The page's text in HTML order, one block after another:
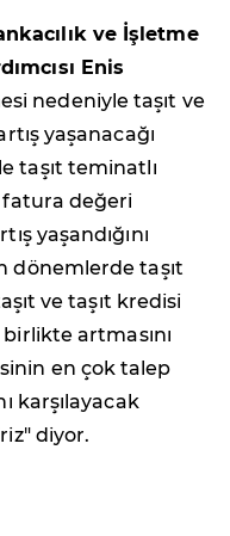
ve İşletme
Enis
nedeniyle taşıt ve
yaşanacağı
taşıt teminatlı
fatura değeri
yaşandığını
dönemlerde taşıt
ve taşıt kredisi
artmasını
en çok talep
karşılayacak
diyor.